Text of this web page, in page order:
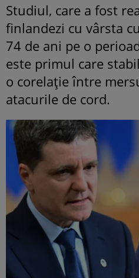
Studiul, care a fost
finlandezi cu vârsta
74 de ani pe o
este primul care
o corelaţie între
atacurile de cord.